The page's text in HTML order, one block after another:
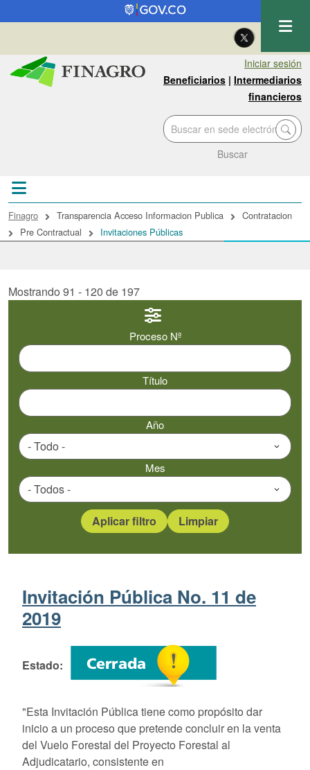
Pasar al contenido principal
| Eng
Iniciar sesión
Beneficiarios | Intermediarios
financieros
Buscar
enlaces de ayuda a la
Finagro Transparencia Acceso Informacion Publica
Contratacion
Pre Contractual
Invitaciones Públicas
Mostrando 91 - 120 de 197
Proceso Nº
Título
Año
Mes
Invitación Pública No. 11 de
2019
Estado
"Esta Invitación Pública tiene como propósito dar
inicio a un proceso que pretende concluir en la venta
del Vuelo Forestal del Proyecto Forestal al
Adjudicatario, consistente en